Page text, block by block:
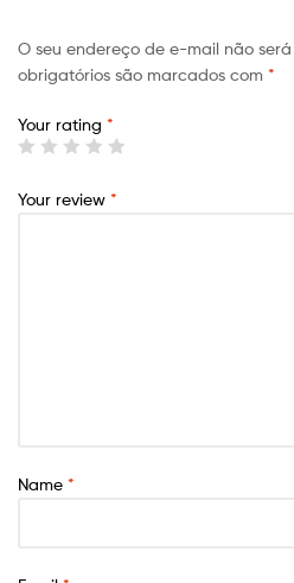
O seu endereço de e-mail não
obrigatórios são marcados com *
Your rating *
Your review *
Name *